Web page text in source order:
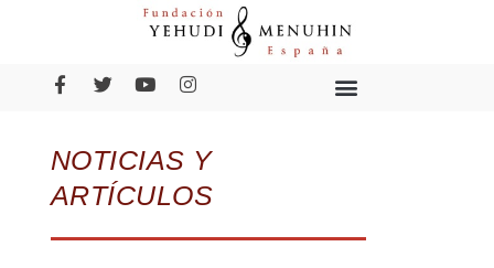
NOTICIAS Y
ARTÍCULOS